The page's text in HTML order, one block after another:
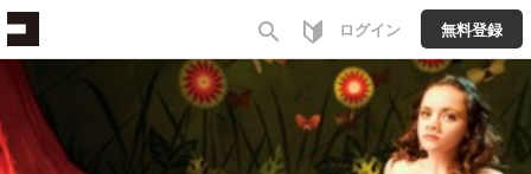
search ログイン 無料登録